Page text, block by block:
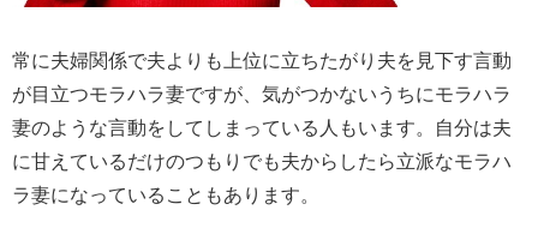
常に夫婦関係で夫よりも上位に立ちたがり夫を見下す言動
が目立つモラハラ妻ですが、気がつかないうちにモラハラ
妻のような言動をしてしまっている人もいます。自分は夫
に甘えているだけのつもりでも夫からしたら立派なモラハ
ラ妻になっていることもあります。